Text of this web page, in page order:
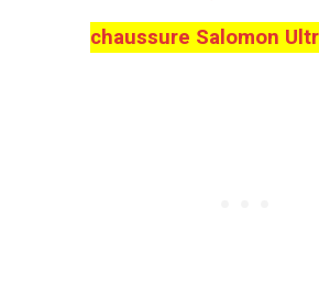
chaussure Salomon